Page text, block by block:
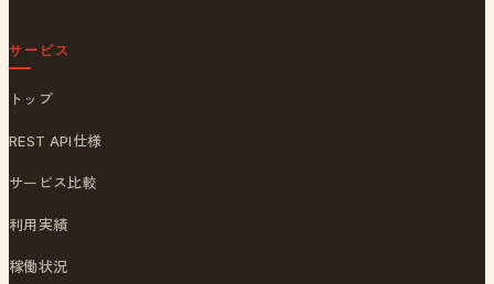
サービス
トップ
REST API仕様
サービス比較
利用実績
稼働状況